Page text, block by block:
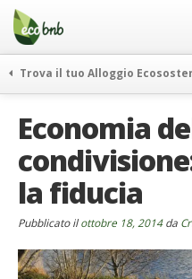
Menu
Salta
contenuto
Offerte Speciali
Regali
FAQ
Chi Siamo
Partner
Contatti
Trova il tuo Alloggio
itinerari
curiosità
vivere e viaggiare verde
rassegna stampa
Economia
la fiducia
Pubblicato ilottobre 18, 2014da